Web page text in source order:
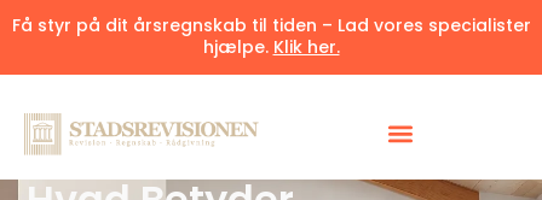
Få styr på dit årsregnskab til tiden – Lad vores specialister
hjælpe. Klik her.